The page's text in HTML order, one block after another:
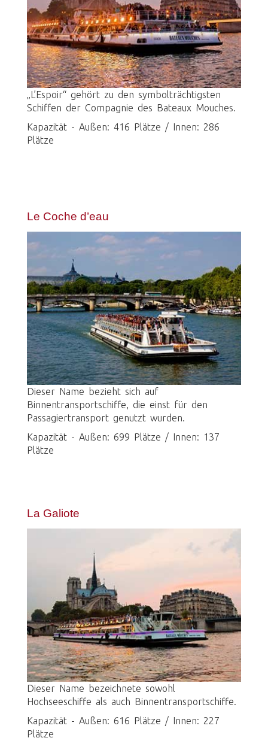
„L’Espoir“ gehört zu den symbolträchtigsten
Schiffen der Compagnie des Bateaux Mouches.
Kapazität - Außen: 416 Plätze / Innen: 286
Plätze
Le Coche d’eau
Dieser Name bezieht sich auf
Binnentransportschiffe, die einst für den
Passagiertransport genutzt wurden.
Kapazität - Außen: 699 Plätze / Innen: 137
Plätze
La Galiote
Dieser Name bezeichnete sowohl
Hochseeschiffe als auch Binnentransportschiffe.
Kapazität - Außen: 616 Plätze / Innen: 227
Plätze